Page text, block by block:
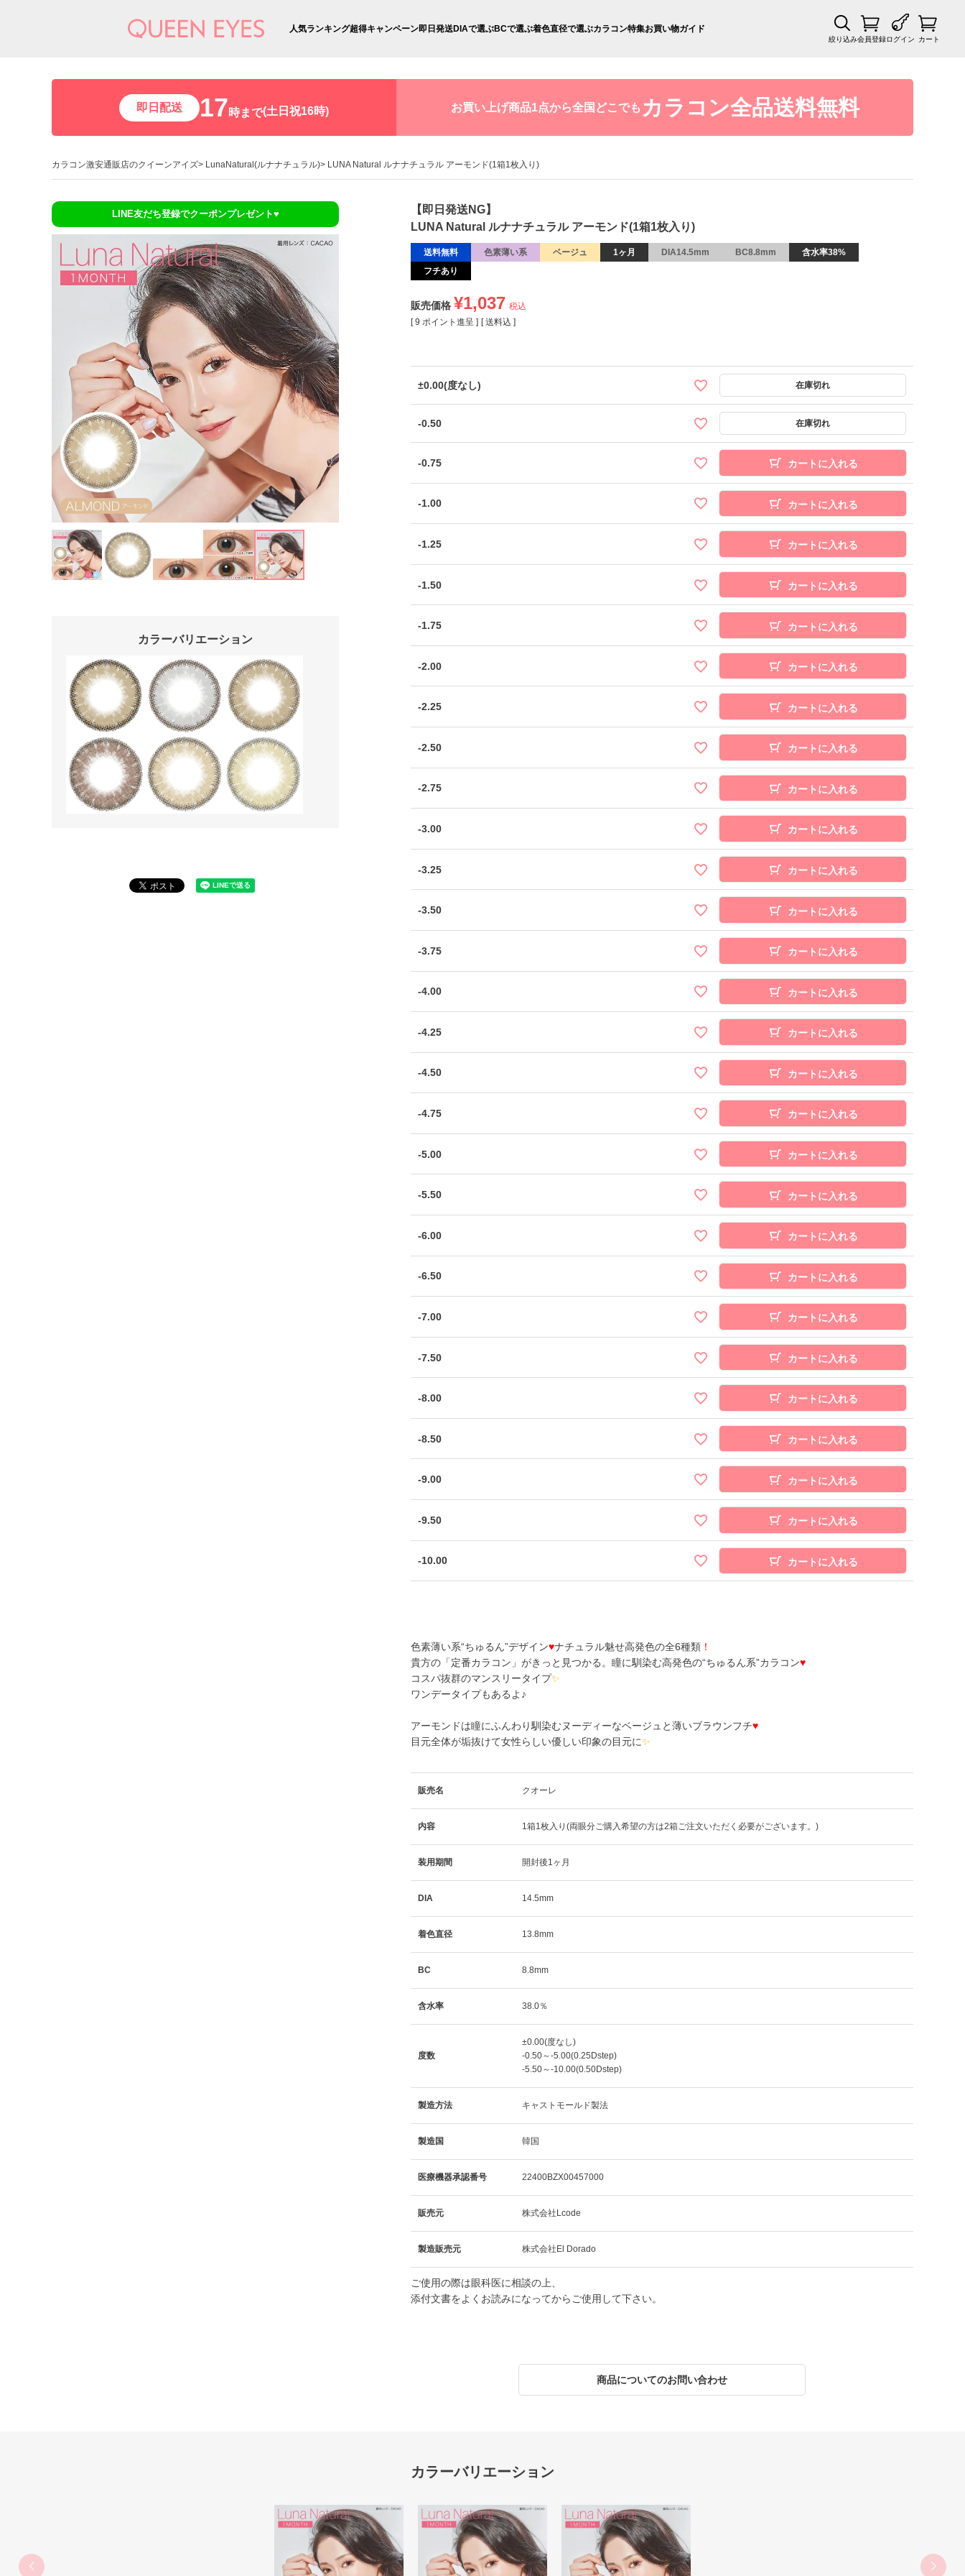
人気ランキング超得キャンペーン即日発送DIAで選ぶBCで選ぶ着色直径で選ぶカラコン特集お買い物ガイド
絞り込み会員登録ログイン カート
即日配送 17時まで(土日祝16時) お買い上げ商品1点から全国どこでも カラコン全品送料無料
カラコン激安通販店のクイーンアイズ LunaNatural(ルナナチュラル) LUNA Natural ルナナチュラル アーモンド(1箱1枚入り)
LINE友だち登録でクーポンプレゼント♥
カラーバリエーション
【即日発送NG】
LUNA Natural ルナナチュラル アーモンド(1箱1枚入り)
送料無料 色素薄い系 ベージュ 1ヶ月 DIA14.5mm BC8.8mm
含水率38%
フチあり
販売価格 ¥1,037 税込
[ 9 ポイント進呈 ] 送料込
±0.00(度なし)
-0.50
-0.75 カートに入れる
-1.00 カートに入れる
-1.25 カートに入れる
-1.50 カートに入れる
-1.75 カートに入れる
-2.00 カートに入れる
-2.25 カートに入れる
-2.50 カートに入れる
-2.75 カートに入れる
-3.00 カートに入れる
-3.25 カートに入れる
-3.50 カートに入れる
-3.75 カートに入れる
-4.00 カートに入れる
-4.25 カートに入れる
-4.50 カートに入れる
-4.75 カートに入れる
-5.00 カートに入れる
-5.50 カートに入れる
-6.00 カートに入れる
-6.50 カートに入れる
-7.00 カートに入れる
-7.50 カートに入れる
-8.00 カートに入れる
-8.50 カートに入れる
-9.00 カートに入れる
-9.50 カートに入れる
-10.00 カートに入れる
色素薄い系“ちゅるん”デザイン♥ナチュラル魅せ高発色の全6種類！
貴方の「定番カラコン」がきっと見つかる。瞳に馴染む高発色の“ちゅるん系”カラコン♥
コスパ抜群のマンスリータイプ✨
ワンデータイプもあるよ♪
アーモンドは瞳にふんわり馴染むヌーディーなベージュと薄いブラウンフチ♥
目元全体が垢抜けて女性らしい優しい印象の目元に✨
販売名 クオーレ
内容 1箱1枚入り(両眼分ご購入希望の方は2箱ご注文いただく必要がございます。)
装用期間 開封後1ヶ月
DIA 14.5mm
着色直径 13.8mm
BC 8.8mm
含水率 38.0％
度数
±0.00(度なし)
-0.50～-5.00(0.25Dstep)
-5.50～-10.00(0.50Dstep)
製造方法 キャストモールド製法
製造国 韓国
医療機器承認番号 22400BZX00457000
販売元 株式会社Lcode
製造販売元 株式会社El Dorado
ご使用の際は眼科医に相談の上、
添付文書をよくお読みになってからご使用して下さい。
商品についてのお問い合わせ